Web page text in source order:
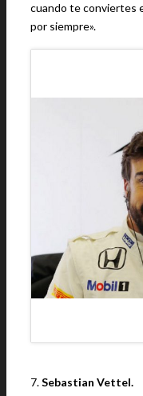
cuando te conviertes
por siempre».
7.Sebastian Vettel.